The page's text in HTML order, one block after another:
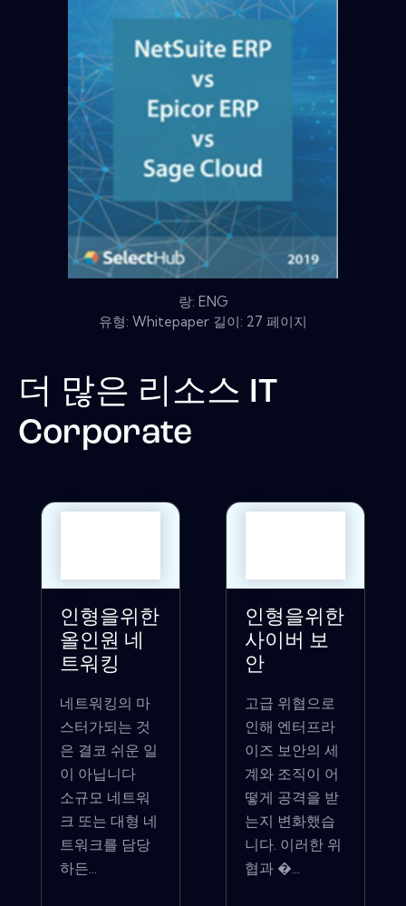
랑: ENG
유형: Whitepaper 길이: 27 페이지
더 많은 리소스 IT
Corporate
인형을위한
올인원 네
트워킹
네트워킹의 마
스터가되는 것
은 결코 쉬운 일
이 아닙니다
소규모 네트워
크 또는 대형 네
트워크를 담당
하든...
인형을위한
사이버 보
안
고급 위협으로
인해 엔터프라
이즈 보안의 세
계와 조직이 어
떻게 공격을 받
는지 변화했습
니다. 이러한 위
협과 �...